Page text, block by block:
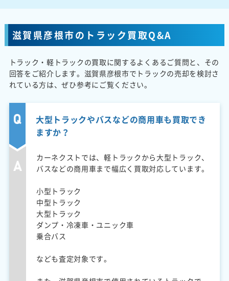
滋賀県彦根市のトラック買取Q&A
トラック・軽トラックの買取に関するよくあるご質問と、その
回答をご紹介します。滋賀県彦根市でトラックの売却を検討さ
れている方は、ぜひ参考にご覧ください。
大型トラックやバスなどの商用車も買取でき
ますか？
カーネクストでは、軽トラックから大型トラック、
バスなどの商用車まで幅広く買取対応しています。
小型トラック
中型トラック
大型トラック
ダンプ・冷凍車・ユニック車
乗合バス
なども査定対象です。